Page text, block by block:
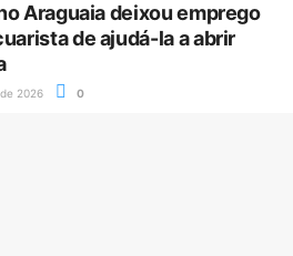
Araguaia deixou emprego
de ajudá-la a abrir
2026 0